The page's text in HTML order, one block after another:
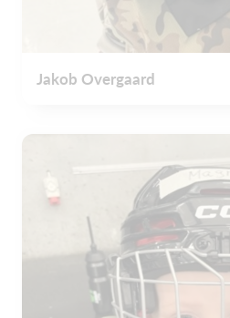
Jakob Overgaard